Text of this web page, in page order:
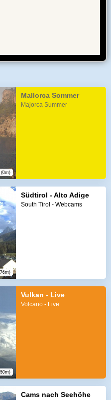
Mallorca Sommer
Majorca Summer
Südtirol - Alto Adige
South Tirol - Webcams
Vulkan - Live
Volcano - Live
Cams nach Seehöhe